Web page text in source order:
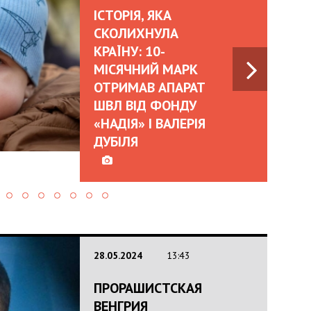
ІСТОРІЯ, ЯКА
СКОЛИХНУЛА
КРАЇНУ: 10-
МІСЯЧНИЙ МАРК
ОТРИМАВ АПАРАТ
ШВЛ ВІД ФОНДУ
«НАДІЯ» І ВАЛЕРІЯ
ДУБІЛЯ
28.05.2024 13:43
ПРОРАШИСТСКАЯ
ВЕНГРИЯ